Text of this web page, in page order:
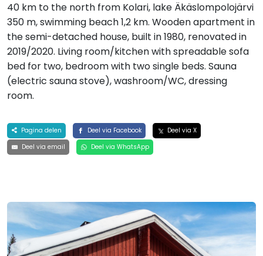
40 km to the north from Kolari, lake Äkäslompolojärvi
350 m, swimming beach 1,2 km. Wooden apartment in
the semi-detached house, built in 1980, renovated in
2019/2020. Living room/kitchen with spreadable sofa
bed for two, bedroom with two single beds. Sauna
(electric sauna stove), washroom/WC, dressing
room.
Pagina delen Deel via Facebook
Deel via X
Deel via email
Deel via WhatsApp